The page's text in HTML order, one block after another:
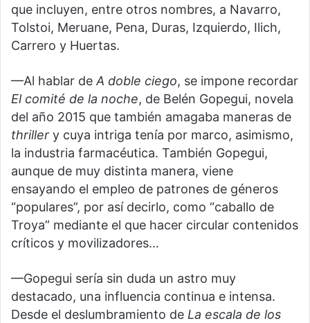
que incluyen, entre otros nombres, a Navarro,
Tolstoi, Meruane, Pena, Duras, Izquierdo, Ilich,
Carrero y Huertas.
—Al hablar de A doble ciego, se impone recordar
El comité de la noche, de Belén Gopegui, novela
del año 2015 que también amagaba maneras de
thriller y cuya intriga tenía por marco, asimismo,
la industria farmacéutica. También Gopegui,
aunque de muy distinta manera, viene
ensayando el empleo de patrones de géneros
“populares”, por así decirlo, como “caballo de
Troya” mediante el que hacer circular contenidos
críticos y movilizadores…
—Gopegui sería sin duda un astro muy
destacado, una influencia continua e intensa.
Desde el deslumbramiento de La escala de los